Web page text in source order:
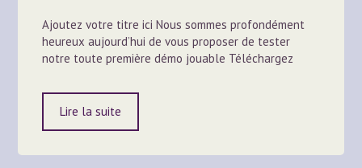
Ajoutez votre titre ici Nous sommes profondément
heureux aujourd’hui de vous proposer de tester
notre toute première démo jouable Téléchargez
Lire la suite